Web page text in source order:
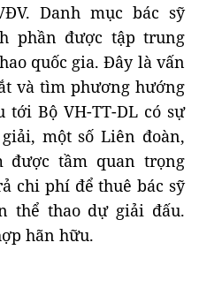
Danh mục bác sỹ
phần được tập trung
quốc gia. Đây là vấn
và tìm phương hướng
Bộ VH-TT-DL có sự
một số Liên đoàn,
được tầm quan trọng
chi phí để thuê bác sỹ
thể thao dự giải đấu.
hãn hữu.